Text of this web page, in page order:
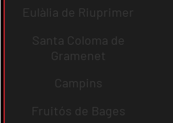
Eulàlia de Riuprimer
Santa Coloma de
Gramenet
Campins
Fruitós de Bages